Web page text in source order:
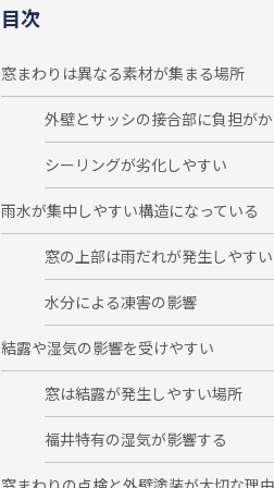
目次
窓まわりは異なる素材が集まる場所
外壁とサッシの接合部に負担が
シーリングが劣化しやすい
雨水が集中しやすい構造になっている
窓の上部は雨だれが発生しやすい
水分による凍害の影響
結露や湿気の影響を受けやすい
窓は結露が発生しやすい場所
福井特有の湿気が影響する